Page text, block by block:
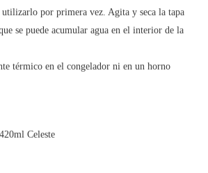
utilizarlo por primera vez. Agita y seca la tapa
se puede acumular agua en el interior de la
térmico en el congelador ni en un horno
Celeste